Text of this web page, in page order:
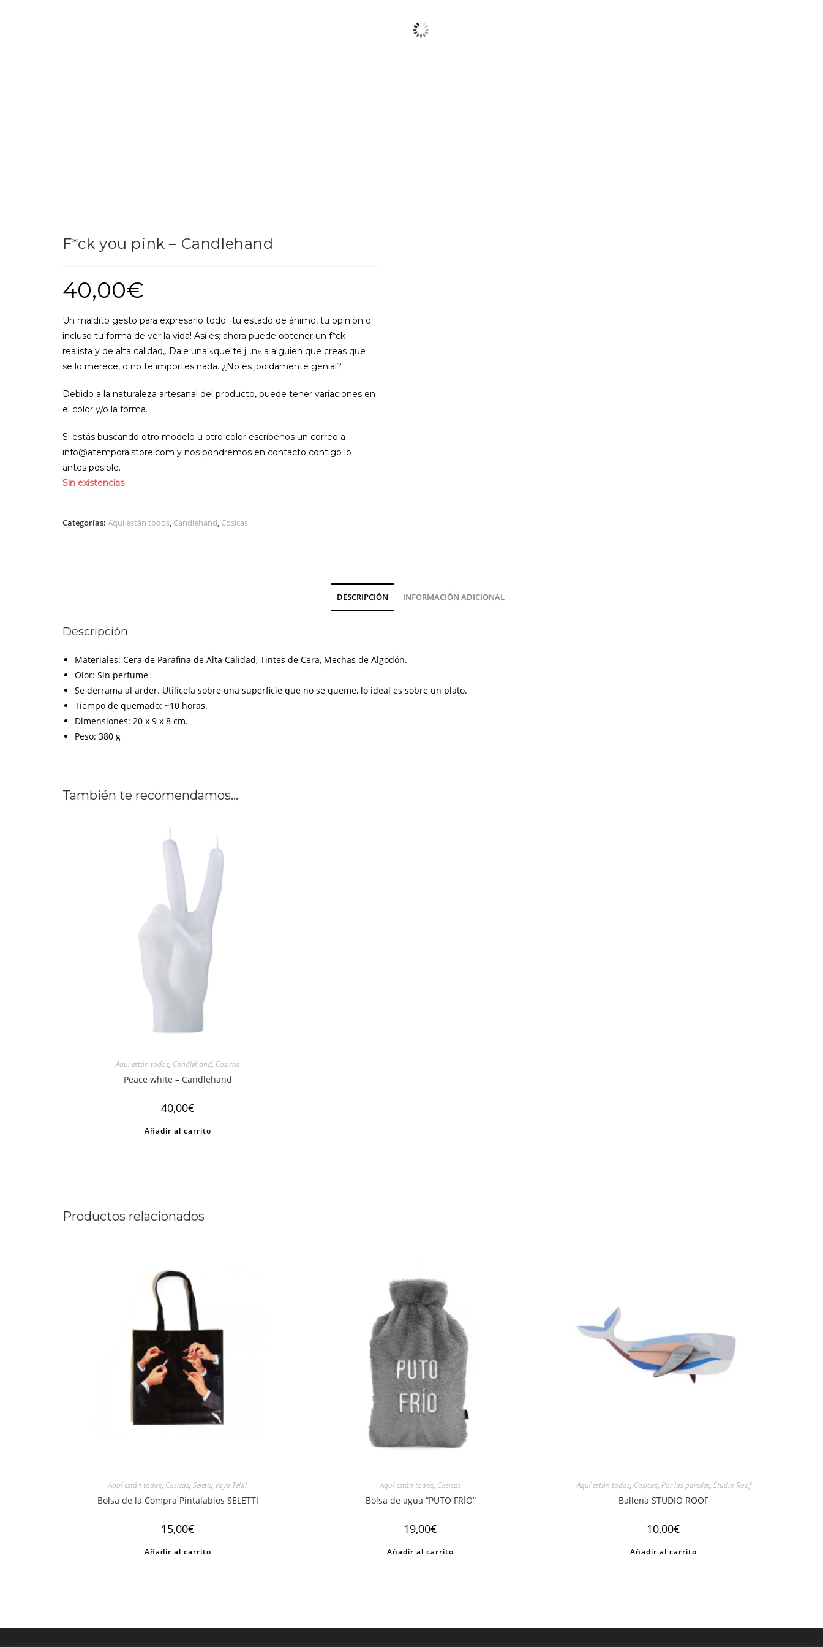
F*ck you pink – Candlehand
40,00€
Un maldito gesto para expresarlo todo: ¡tu estado de ánimo, tu opinión o
incluso tu forma de ver la vida! Así es; ahora puede obtener un f*ck
realista y de alta calidad,. Dale una «que te j…n» a alguien que creas que
se lo merece, o no te importes nada. ¿No es jodidamente genial?
Debido a la naturaleza artesanal del producto, puede tener variaciones en
el color y/o la forma.
Si estás buscando otro modelo u otro color escríbenos un correo a
info@atemporalstore.com y nos pondremos en contacto contigo lo
antes posible.
Sin existencias
Categorías: Aquí están todos, Candlehand, Cosicas
DESCRIPCIÓN INFORMACIÓN ADICIONAL
Descripción
Materiales: Cera de Parafina de Alta Calidad, Tintes de Cera, Mechas de Algodón.
Olor: Sin perfume
Se derrama al arder. Utilícela sobre una superficie que no se queme, lo ideal es sobre un plato.
Tiempo de quemado: ~10 horas.
Dimensiones: 20 x 9 x 8 cm.
Peso: 380 g
También te recomendamos…
Aquí están todos, Candlehand, Cosicas
Peace white – Candlehand
40,00€
Añadir al carrito
Productos relacionados
Aquí están todos, Cosicas,Seletti, Vaya Tela!
Bolsa de la Compra Pintalabios SELETTI
15,00€
Añadir al carrito
Aquí están todos, Cosicas
Bolsa de agua “PUTO FRÍO”
19,00€
Añadir al carrito
Aquí están todos, Cosicas, Por las paredes, Studio Roof
Ballena STUDIO ROOF
10,00€
Añadir al carrito